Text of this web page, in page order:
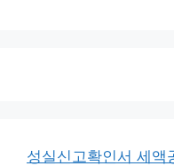
성실신고확인서 세액